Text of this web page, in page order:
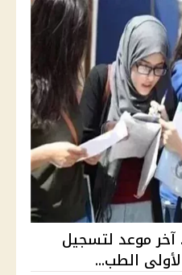
الجامعات 2026.. آخر موعد لتسجيل
الطب...